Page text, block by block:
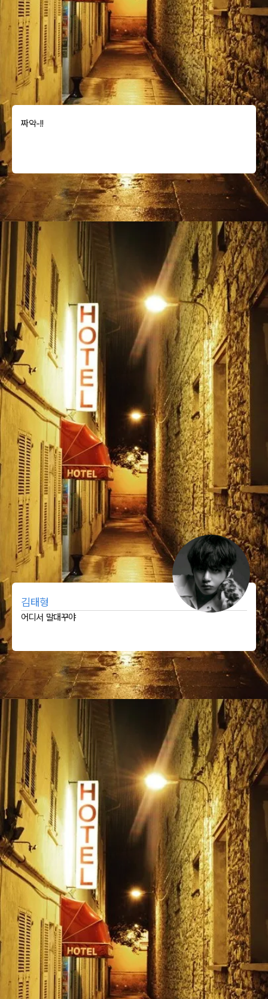
짜악-!!
김태형
어디서 말대꾸야